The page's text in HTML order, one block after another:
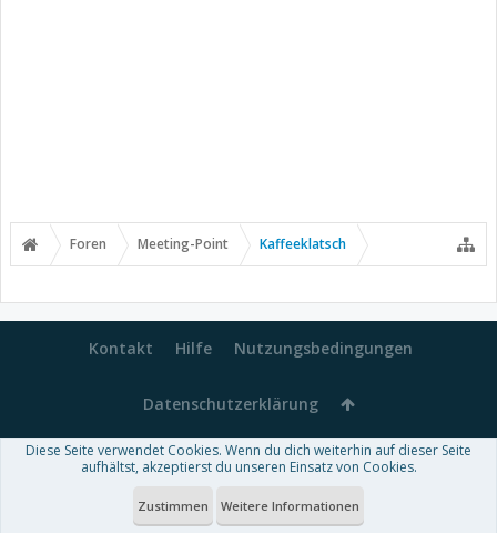
Foren Meeting-Point Kaffeeklatsch
Kontakt Hilfe Nutzungsbedingungen
Datenschutzerklärung
Forum software by XenForo™-Deutsch von xenDach
Theme designed byThemeHouse
Diese Seite verwendet Cookies. Wenn du dich weiterhin auf dieser Seite
aufhältst, akzeptierst du unseren Einsatz von Cookies.
Zustimmen Weitere Informationen